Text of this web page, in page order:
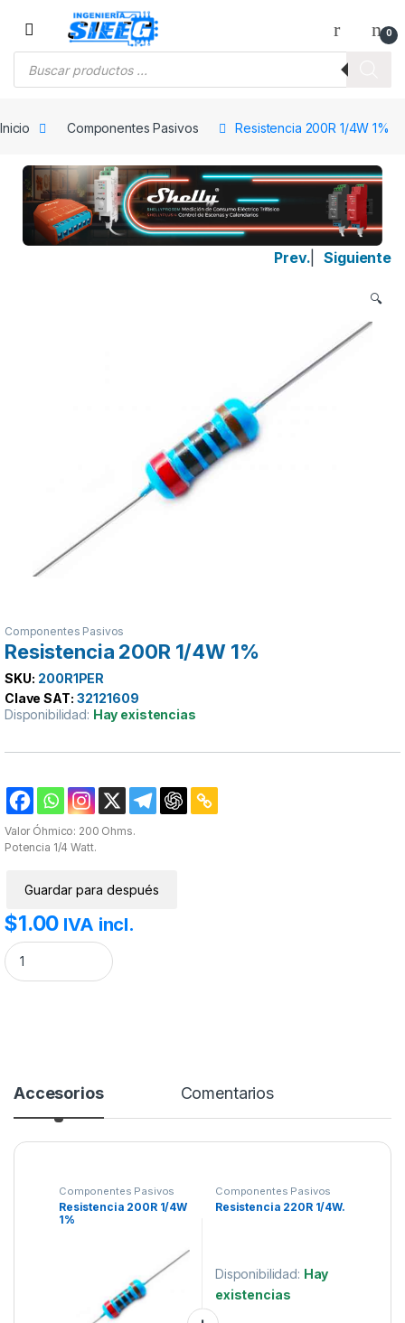
Saltar a la navegación
Saltar al contenido
0
Inicio Componentes Pasivos Resistencia 200R 1/4W 1%
Prev. Siguiente
🔍
Componentes Pasivos
Resistencia 200R 1/4W 1%
SKU: 200R1PER
Clave SAT: 32121609
Disponibilidad: Hay existencias
Valor Óhmico: 200 Ohms.
Potencia 1/4 Watt.
Guardar para después
$1.00 IVA incl.
Resistencia 200R 1/4W 1% cantidad
Accesorios Comentarios
Componentes Pasivos
Resistencia 200R 1/4W
1%
Componentes Pasivos
Resistencia 220R 1/4W.
Disponibilidad: Hay
existencias